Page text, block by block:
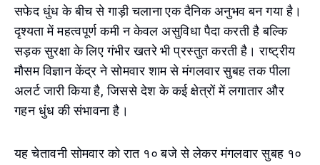
सफेद धुंध के बीच से गाड़ी चलाना एक दैनिक अनुभव बन गया है।
दृश्यता में महत्वपूर्ण कमी न केवल असुविधा पैदा करती है बल्कि
सड़क सुरक्षा के लिए गंभीर खतरे भी प्रस्तुत करती है। राष्ट्रीय
मौसम विज्ञान केंद्र ने सोमवार शाम से मंगलवार सुबह तक पीला
अलर्ट जारी किया है, जिससे देश के कई क्षेत्रों में लगातार और
गहन धुंध की संभावना है।
यह चेतावनी सोमवार को रात १० बजे से लेकर मंगलवार सुबह १०